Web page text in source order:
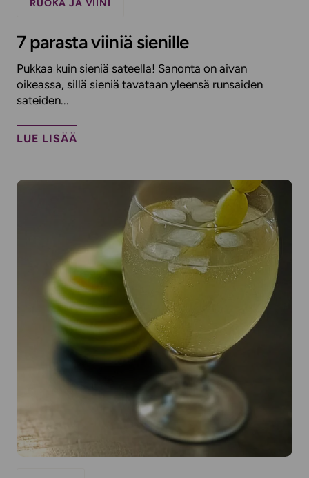
RUOKA JA VIINI
7 parasta viiniä sienille
Pukkaa kuin sieniä sateella! Sanonta on aivan
oikeassa, sillä sieniä tavataan yleensä runsaiden
sateiden...
LUE LISÄÄ